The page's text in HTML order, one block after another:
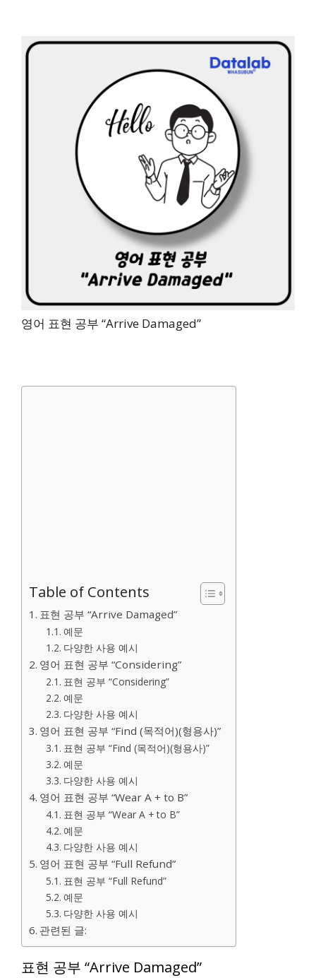
영어 표현 공부 “Arrive Damaged”
Table of Contents
표현 공부 “Arrive Damaged”
예문
다양한 사용 예시
영어 표현 공부 “Considering”
표현 공부 “Considering”
예문
다양한 사용 예시
영어 표현 공부 “Find (목적어)(형용사)”
표현 공부 “Find (목적어)(형용사)”
예문
다양한 사용 예시
영어 표현 공부 “Wear A + to B”
표현 공부 “Wear A + to B”
예문
다양한 사용 예시
영어 표현 공부 “Full Refund”
표현 공부 “Full Refund”
예문
다양한 사용 예시
관련된 글:
표현 공부 “Arrive Damaged”